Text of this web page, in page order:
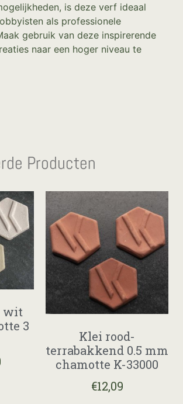
is deze verf ideaal
als professionele
gebruik van deze inspirerende
naar een hoger niveau te
Producten
wit
3
Klei rood-
terrabakkend 0.5 mm
chamotte K-33000
€12,09